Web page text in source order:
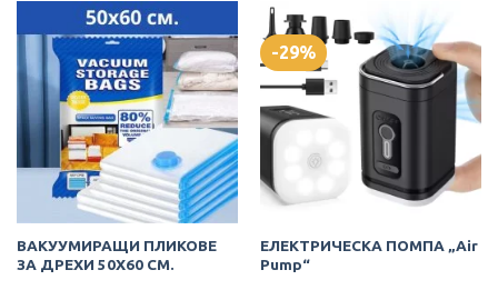
ВАКУУМИРАЩИ ПЛИКОВЕ
ЗА ДРЕХИ 50Х60 СМ.
-29%
ЕЛЕКТРИЧЕСКА ПОМПА „Air
Pump“